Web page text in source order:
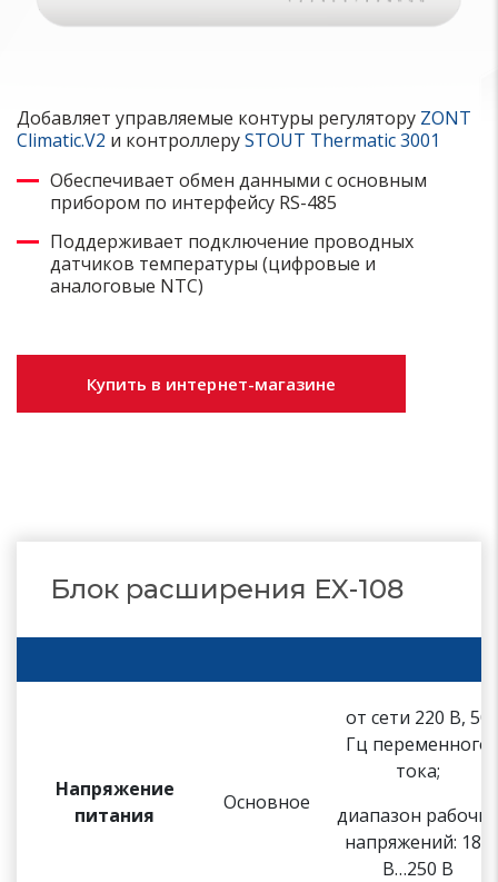
Добавляет управляемые контуры регулятору ZONT
Climatic.V2 и контроллеруSTOUT Thermatic 3001
Обеспечивает обмен данными с основным
прибором по интерфейсу RS-485
Поддерживает подключение проводных
датчиков температуры (цифровые и
аналоговые NTC)
Купить в интернет-магазине
Блок расширения EX-108
Напряжение
питания
Основное
от сети 220 В, 50
Гц переменного
тока;
диапазон рабочих
напряжений: 180
В…250 В